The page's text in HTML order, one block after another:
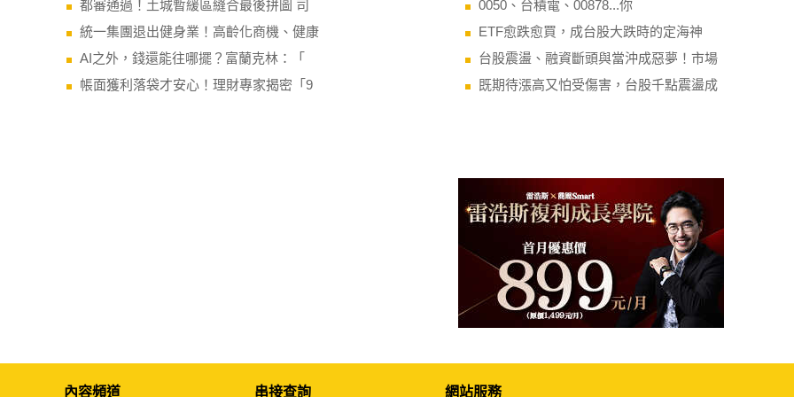
都審通過！土城暫緩區縫合最後拼圖 司
統一集團退出健身業！高齡化商機、健康
AI之外，錢還能往哪擺？富蘭克林：「
帳面獲利落袋才安心！理財專家揭密「9
0050、台積電、00878...你
ETF愈跌愈買，成台股大跌時的定海神
台股震盪、融資斷頭與當沖成惡夢！市場
既期待漲高又怕受傷害，台股千點震盪成
內容頻道 串接查詢 網站服務